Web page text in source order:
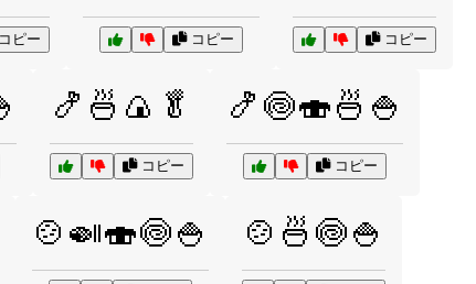
ピー コピー コピー
🍤🍜🍙🥬
コピー
🍤🍥🍣🍜🍚
コピー
🍲🍛🍣🍥🍚 🍲🍜🍥🍚